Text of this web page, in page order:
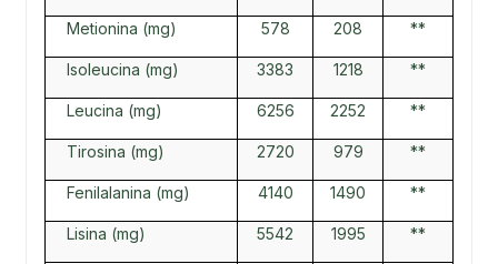
Metionina (mg) 578 208 **
Isoleucina (mg) 3383 1218 **
Leucina (mg) 6256 2252 **
Tirosina (mg) 2720 979 **
Fenilalanina (mg) 4140 1490 **
Lisina (mg) 5542 1995 **